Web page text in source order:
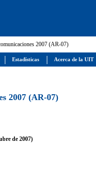
2007 (AR-07)
2007 (AR-07)
de 2007)
Estadísticas Acerca de la UIT